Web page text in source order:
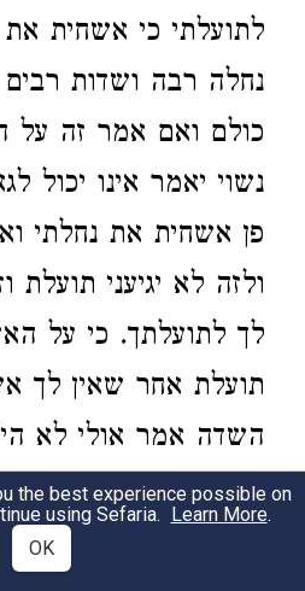
לתועלתי כי אשחית
נחלה רבה ושדות רבים
כולם ואם אמר זה על
נשוי יאמר אינו יכול
פן אשחית את נחלתי
ולזה לא יגיעני תועלת
לך לתועלתך. כי על
תועלת אחר שאין לך
השדה אמר אולי לא
שדות ונחלות וחזר
לומר שאע"פ שיגיע לו
the best experience possible on
using Sefaria. Learn More.
OK